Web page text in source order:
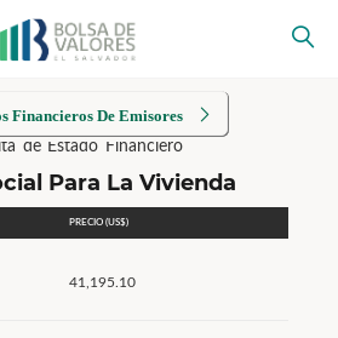
Financieros De Emisores
de Estado Financiero
Para La Vivienda
PRECIO (US$)
41,195.10